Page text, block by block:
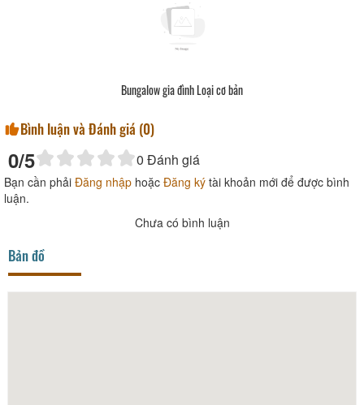
Bungalow gia đình Loại cơ bản
Bình luận và Đánh giá (0)
0/5 0 Đánh giá
Bạn cần phải Đăng nhập hoặc Đăng ký tài khoản mới để được bình
luận.
Chưa có bình luận
Bản đồ